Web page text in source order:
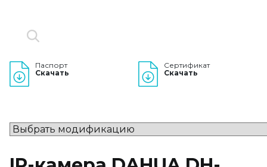
Паспорт
Скачать
Сертификат
Скачать